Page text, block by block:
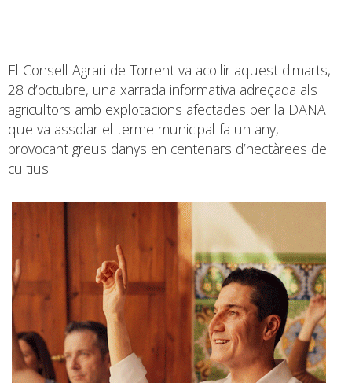
El Consell Agrari de Torrent va acollir aquest dimarts,
28 d’octubre, una xarrada informativa adreçada als
agricultors amb explotacions afectades per la DANA
que va assolar el terme municipal fa un any,
provocant greus danys en centenars d’hectàrees de
cultius.